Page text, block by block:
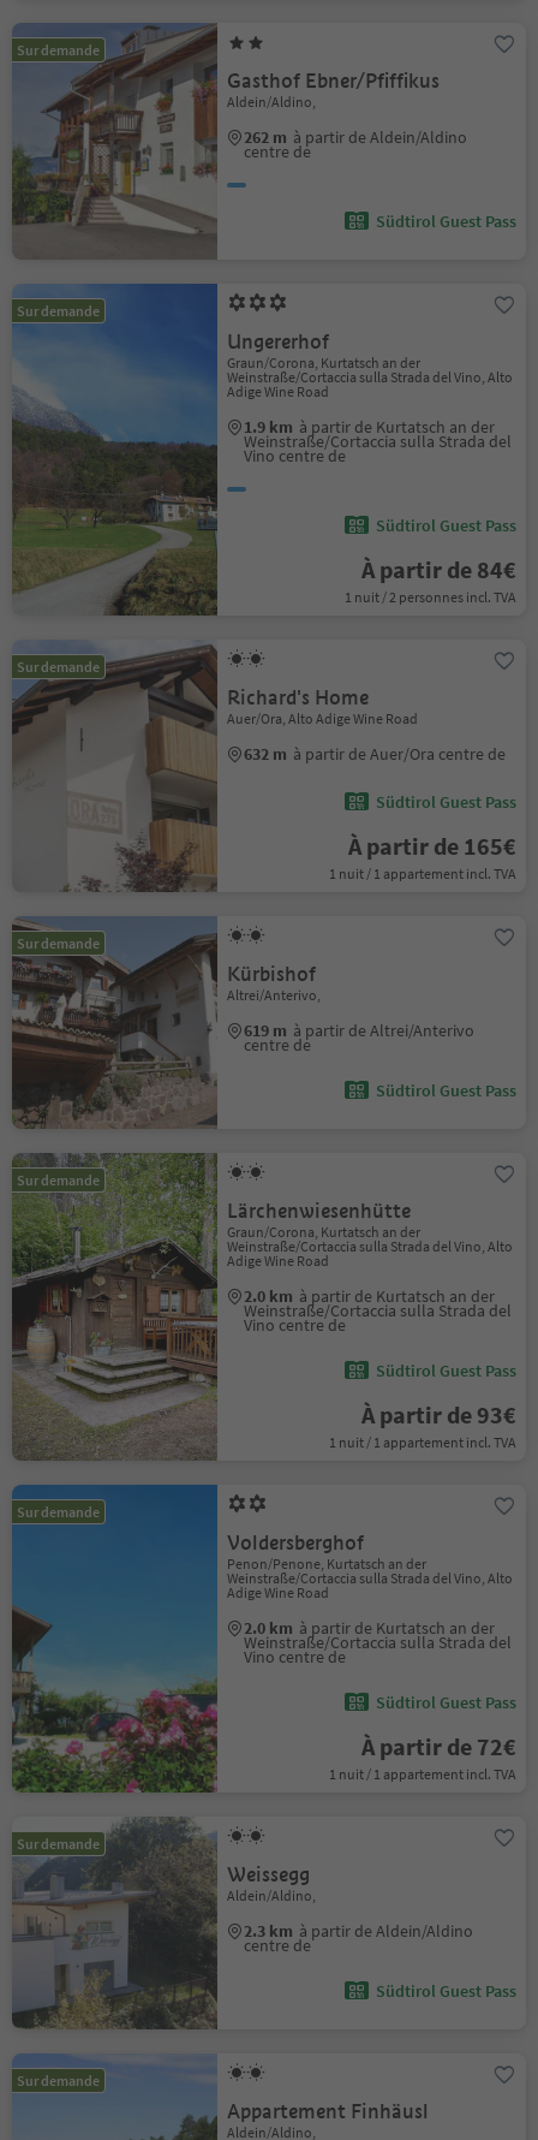
Sur demande
Gasthof Ebner/Pfiffikus
Aldein/Aldino,
262 m à partir de Aldein/Aldino
centre de
Südtirol Guest Pass
Sur demande
Ungererhof
Graun/Corona, Kurtatsch an der
Weinstraße/Cortaccia sulla Strada del Vino, Alto
Adige Wine Road
1.9 km à partir de Kurtatsch an der
Weinstraße/Cortaccia sulla Strada del
Vino centre de
Südtirol Guest Pass
À partir de 84€
1 nuit / 2 personnes incl. TVA
Sur demande
Richard's Home
Auer/Ora, Alto Adige Wine Road
632 m à partir de Auer/Ora centre de
Südtirol Guest Pass
À partir de 165€
1 nuit / 1 appartement incl. TVA
Sur demande
Kürbishof
Altrei/Anterivo,
619 m à partir de Altrei/Anterivo
centre de
Südtirol Guest Pass
Sur demande
Lärchenwiesenhütte
Graun/Corona, Kurtatsch an der
Weinstraße/Cortaccia sulla Strada del Vino, Alto
Adige Wine Road
2.0 km à partir de Kurtatsch an der
Weinstraße/Cortaccia sulla Strada del
Vino centre de
Südtirol Guest Pass
À partir de 93€
1 nuit / 1 appartement incl. TVA
Sur demande
Voldersberghof
Penon/Penone, Kurtatsch an der
Weinstraße/Cortaccia sulla Strada del Vino, Alto
Adige Wine Road
2.0 km à partir de Kurtatsch an der
Weinstraße/Cortaccia sulla Strada del
Vino centre de
Südtirol Guest Pass
À partir de 72€
1 nuit / 1 appartement incl. TVA
Sur demande
Weissegg
Aldein/Aldino,
2.3 km à partir de Aldein/Aldino
centre de
Südtirol Guest Pass
Sur demande
Appartement Finhäusl
Aldein/Aldino,